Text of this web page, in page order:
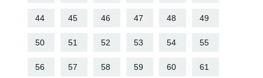
44 45 46 47 48 49
50 51 52 53 54 55
56 57 58 59 60 61